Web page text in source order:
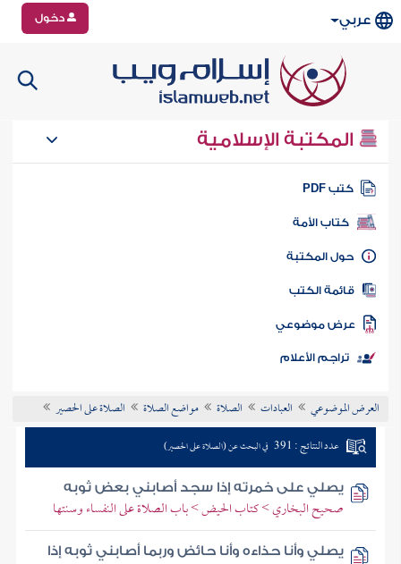
عربي دخول
المكتبة الإسلامية
كتب PDF
كتاب الأمة
المكتبة
الكتب
موضوعي
تراجم الأعلام
العرض الموضوعي العبادات الصلاة مواضع الصلاة الصلاة على الحصير
عدد النتائج : 391 في البحث عن (الصلاة على الحصير)
يصلي على خمرته إذا سجد أصابني بعض ثوبه
صحيح البخاري > كتاب الحيض > باب الصلاة على النفساء وسنتها
يصلي وأنا حذاءه وأنا حائض وربما أصابني ثوبه إذا